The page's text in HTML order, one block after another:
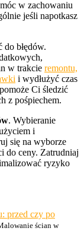
w zachowaniu
jeśli napotkasz
błędów.
w trakcie remontu,
i wydłużyć czas
Ci śledzić
z pośpiechem.
. Wybieranie
i
się na wyborze
do ceny. Zatrudniaj
ryzyko
przed czy po
ścian w